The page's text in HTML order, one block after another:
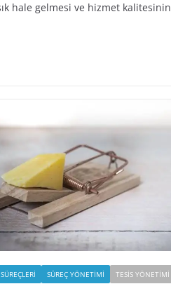
hale gelmesi ve hizmet kalitesinin
SÜREÇ YÖNETIMI TESIS YÖNETIMI